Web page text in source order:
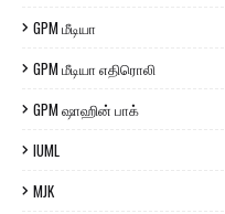
GPM மீடியா
GPM மீடியா எதிரொலி
GPM ஷாஹின் பாக்
IUML
MJK